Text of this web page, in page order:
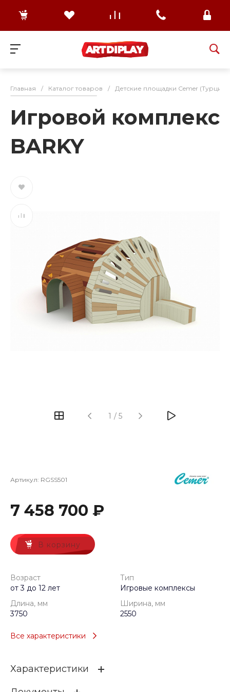
Главная / Каталог товаров / Детские площадки Cemer (Турция)
Игровой комплекс
BARKY
1 / 5
Артикул: RGSS501
7 458 700 ₽
В корзину
Возраст
от 3 до 12 лет
Тип
Игровые комплексы
Длина, мм
3750
Ширина, мм
2550
Все характеристики
Характеристики